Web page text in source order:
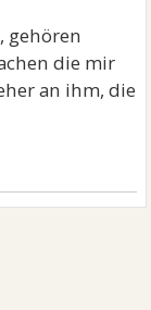
gehören
die mir
an ihm, die